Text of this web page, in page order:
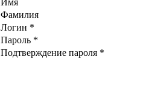
Имя
Фамилия
Логин *
Пароль *
Подтверждение пароля *